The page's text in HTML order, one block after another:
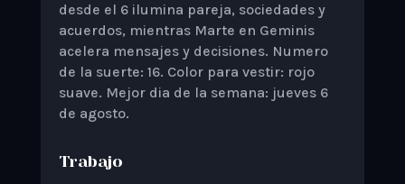
desde el 6 ilumina pareja, sociedades y
acuerdos, mientras Marte en Geminis
acelera mensajes y decisiones. Numero
de la suerte: 16. Color para vestir: rojo
suave. Mejor dia de la semana: jueves 6
de agosto.
Trabajo